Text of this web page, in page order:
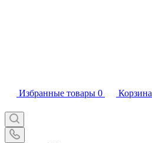
Избранные товары 0 Корзина